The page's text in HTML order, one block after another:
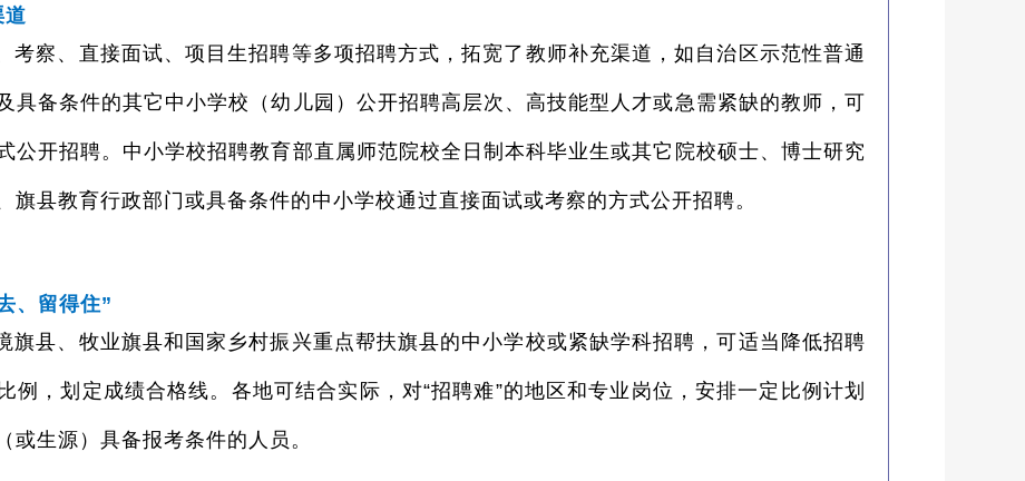
道
考察、直接面试、项目生招聘等多项招聘方式，拓宽了教师补充渠道，如自治区示范性普通
具备条件的其它中小学校（幼儿园）公开招聘高层次、高技能型人才或急需紧缺的教师，可
公开招聘。中小学校招聘教育部直属师范院校全日制本科毕业生或其它院校硕士、博士研究
旗县教育行政部门或具备条件的中小学校通过直接面试或考察的方式公开招聘。
、留得住”
旗县、牧业旗县和国家乡村振兴重点帮扶旗县的中小学校或紧缺学科招聘，可适当降低招聘
例，划定成绩合格线。各地可结合实际，对“招聘难”的地区和专业岗位，安排一定比例计划
生源）具备报考条件的人员。